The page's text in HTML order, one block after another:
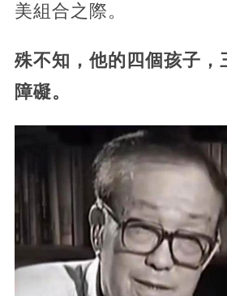
美組合之際。
殊不知，他的四個孩子，
障礙。